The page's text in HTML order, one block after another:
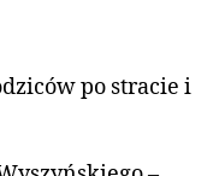
po stracie i